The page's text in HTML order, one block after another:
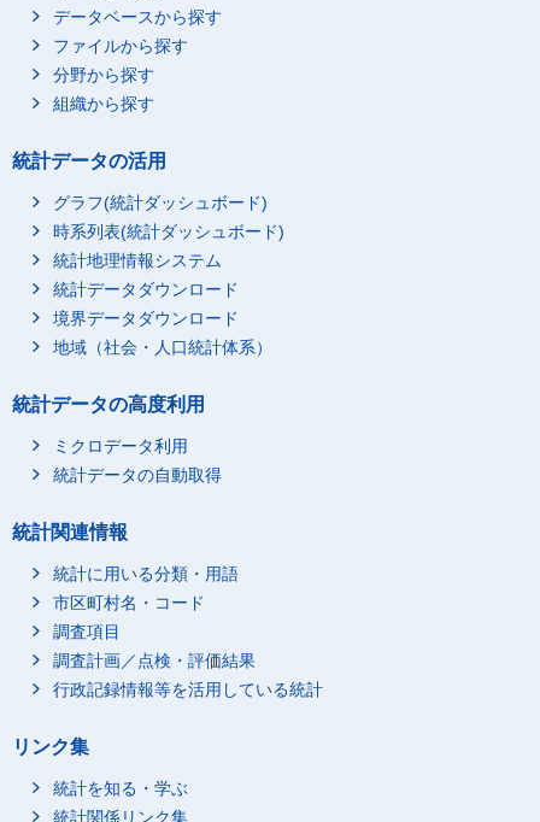
データベースから探す
ファイルから探す
分野から探す
組織から探す
統計データの活用
グラフ(統計ダッシュボード)
時系列表(統計ダッシュボード)
統計地理情報システム
統計データダウンロード
境界データダウンロード
地域（社会・人口統計体系）
統計データの高度利用
ミクロデータ利用
統計データの自動取得
統計関連情報
統計に用いる分類・用語
市区町村名・コード
調査項目
調査計画／点検・評価結果
行政記録情報等を活用している統計
リンク集
統計を知る・学ぶ
統計関係リンク集